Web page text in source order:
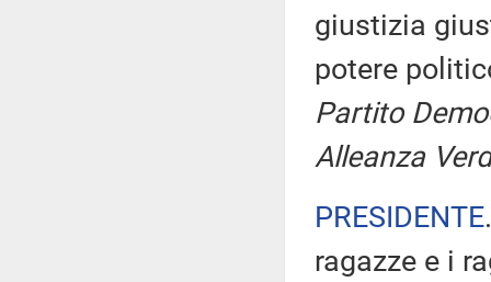
giustizia
potere
Partito
Alleanza
PRESIDENTE
ragazze e i